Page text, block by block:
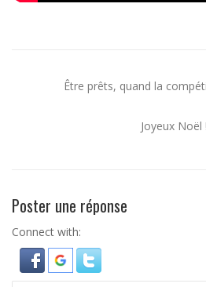
Être prêts, quand la
Joyeux Noël
Poster une réponse
Connect with: